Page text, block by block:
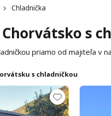
Chladnička
s
priamo od majiteľa v
s chladničkou